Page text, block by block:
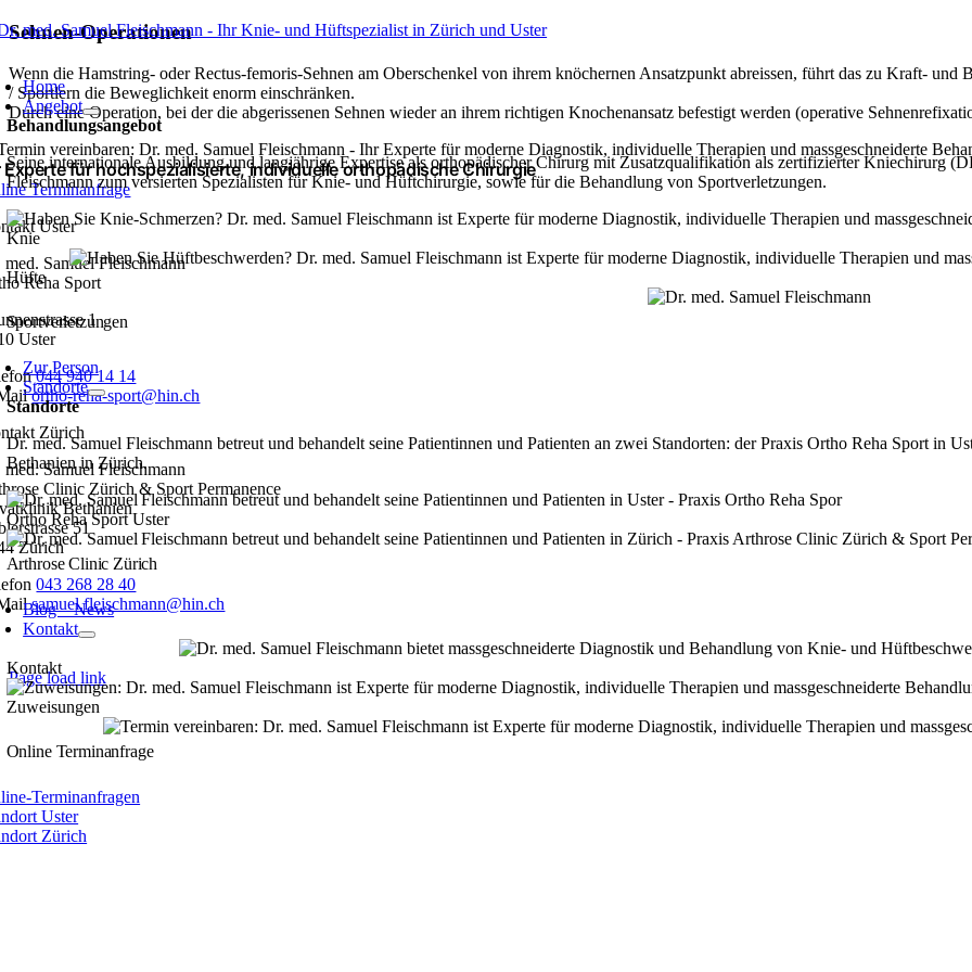
Zum
springen
Home
Angebot
Behandlungsangebot
Seine internationale Ausbildung und langjährige Expertise als orthopädischer Chirurg mit Zusatz­qualifikation als zertifizierter Knie­chirurg
Fleischmann zum versierten Spezialisten für Knie- und Hüft­chirurgie, sowie für die Behandlung von Sport­verletzungen.
Knie
Hüfte
Sportverletzungen
Zur Person
Standorte
Standorte
Dr. med. Samuel Fleischmann betreut und behandelt seine Patientinnen und Patienten an zwei Standorten: der Praxis Ortho Reha Sport in
Bethanien in Zürich.
Ortho Reha Sport Uster
Arthrose Clinic Zürich
Blog – News
Kontakt
Kontakt
Zuweisungen
Online Terminanfrage
Terminanfragen
Uster
Zürich
Sehnen-Operationen
Wenn die Hamstring- oder Rectus-femoris-Sehnen am Oberschenkel von ihrem knöchernen Ansatzpunkt abreissen, führt das zu Kraft-
/ Sportlern die Beweglichkeit enorm einschränken.
Durch eine Operation, bei der die abgerissenen Sehnen wieder an ihrem richtigen Knochenansatz befestigt werden (operative
Experte für hochspezialisierte, individuelle orthopädische Chirurgie
Terminanfrage
Uster
med. Samuel Fleischmann
Reha Sport
1
Uster
044 940 14 14
ortho-reha-sport@hin.ch
Zürich
med. Samuel Fleischmann
Clinic Zürich & Sport Permanence
Bethanien
51
Zürich
043 268 28 40
samuel.fleischmann@hin.ch
Page load link
Nach
oben